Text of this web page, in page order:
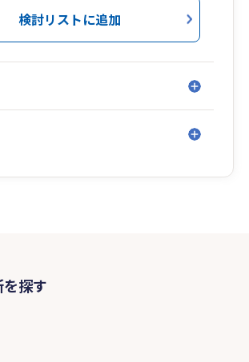
検討リストに追加
探す